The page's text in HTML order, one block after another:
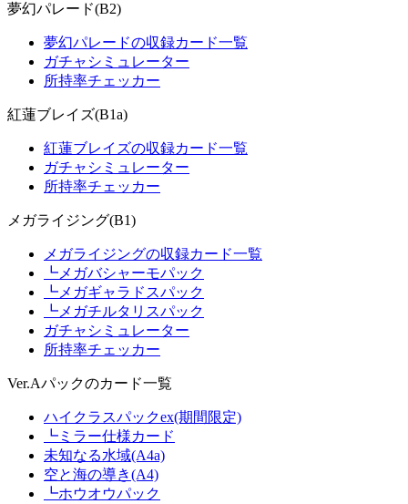
夢幻パレード(B2)
夢幻パレードの収録カード一覧
ガチャシミュレーター
所持率チェッカー
紅蓮ブレイズ(B1a)
紅蓮ブレイズの収録カード一覧
ガチャシミュレーター
所持率チェッカー
メガライジング(B1)
メガライジングの収録カード一覧
┗メガバシャーモパック
┗メガギャラドスパック
┗メガチルタリスパック
ガチャシミュレーター
所持率チェッカー
Ver.Aパックのカード一覧
ハイクラスパックex(期間限定)
┗ミラー仕様カード
未知なる水域(A4a)
空と海の導き(A4)
┗ホウオウパック